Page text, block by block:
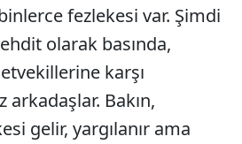
fezlekesi var. Şimdi
olarak basında,
karşı
arkadaşlar. Bakın,
gelir, yargılanır ama